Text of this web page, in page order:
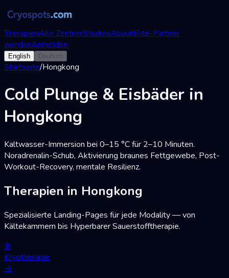
TherapienAlle ZentrenStudiesAboutElite-Partner
werdenAnmelden
English Deutsch
Startseite/Hongkong
Cold Plunge & Eisbäder in
Hongkong
Kaltwasser-Immersion bei 0–15 °C für 2–10 Minuten.
Noradrenalin-Schub, Aktivierung braunes Fettgewebe, Post-
Workout-Recovery, mentale Resilienz.
Therapien in Hongkong
Spezialisierte Landing-Pages für jede Modality — von
Kältekammern bis Hyperbarer Sauerstofftherapie.
❄
Kryotherapie
→